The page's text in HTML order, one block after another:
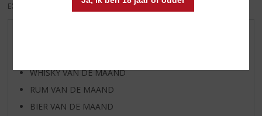
EXCL. BTW INCL. BTW
WHISKY VAN DE MAAND
RUM VAN DE MAAND
BIER VAN DE MAAND